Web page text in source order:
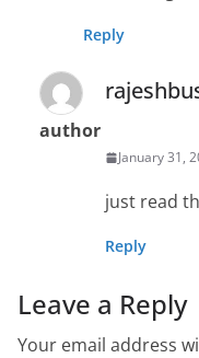
Reply
author
January 31,
just read
Reply
Leave a Reply
Your email address